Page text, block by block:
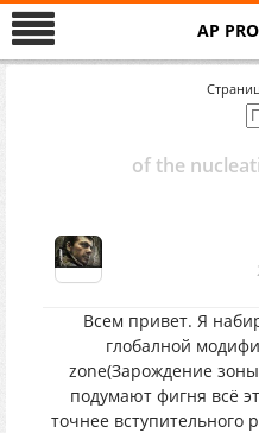
AP
of the
Всем привет. Я
глобалной
zone(Зарождение
подумают фигня всё
точнее вступительного